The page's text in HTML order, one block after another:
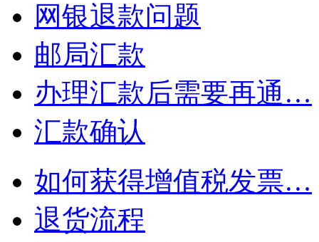
网银退款问题
邮局汇款
办理汇款后需要再通…
汇款确认
如何获得增值税发票…
退货流程